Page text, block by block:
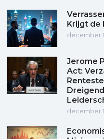
Krijgt de
december
Jerome
Act:
december